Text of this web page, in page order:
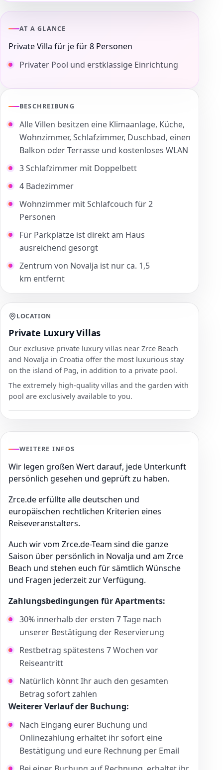
AT A GLANCE
Private Villa für je für 8 Personen
Privater Pool und erstklassige Einrichtung
BESCHREIBUNG
Alle Villen besitzen eine Klimaanlage, Küche,
Wohnzimmer, Schlafzimmer, Duschbad, einen
Balkon oder Terrasse und kostenloses WLAN
3 Schlafzimmer mit Doppelbett
4 Badezimmer
Wohnzimmer mit Schlafcouch für 2
Personen
Für Parkplätze ist direkt am Haus
ausreichend gesorgt
Zentrum von Novalja ist nur ca. 1,5
km entfernt
LOCATION
Private Luxury Villas
Our exclusive private luxury villas near Zrce Beach
and Novalja in Croatia offer the most luxurious stay
on the island of Pag, in addition to a private pool.
The extremely high-quality villas and the garden with
pool are exclusively available to you.
WEITERE INFOS
Wir legen großen Wert darauf, jede Unterkunft
persönlich gesehen und geprüft zu haben.
Zrce.de erfüllte alle deutschen und
europäischen rechtlichen Kriterien eines
Reiseveranstalters.
Auch wir vom Zrce.de-Team sind die ganze
Saison über persönlich in Novalja und am Zrce
Beach und stehen euch für sämtlich Wünsche
und Fragen jederzeit zur Verfügung.
Zahlungsbedingungen für Apartments:
30% innerhalb der ersten 7 Tage nach
unserer Bestätigung der Reservierung
Restbetrag spätestens 7 Wochen vor
Reiseantritt
Natürlich könnt Ihr auch den gesamten
Betrag sofort zahlen
Weiterer Verlauf der Buchung:
Nach Eingang eurer Buchung und
Onlinezahlung erhaltet ihr sofort eine
Bestätigung und eure Rechnung per Email